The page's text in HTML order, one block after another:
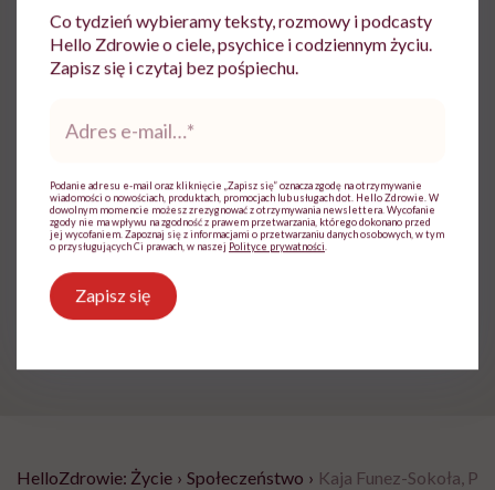
Z czytania, gadania i pisania uczyniła
sposób na życie. Pracowała w Wirtualnej
Polsce i TVN. W Hello Zdrowie jest
dziennikarką i wydawczynią
Zobacz profil
Udostępnij
Powiązane tematy:
HelloZdrowie: Życie › Społeczeństwo › Kaja Funez-Sokoła,
Co tydzień wybieramy teksty, rozmowy i podcasty
Hello Zdrowie o ciele, psychice i codziennym życiu.
Zapisz się i czytaj bez pośpiechu.
mail*
Podanie adresu e-mail oraz kliknięcie „Zapisz się” oznacza zgodę na otrzymywanie
wiadomości o nowościach, produktach, promocjach lub usługach dot. Hello Zdrowie. W
dowolnym momencie możesz zrezygnować z otrzymywania newslettera. Wycofanie
zgody nie ma wpływu na zgodność z prawem przetwarzania, którego dokonano przed
jej wycofaniem. Zapoznaj się z informacjami o przetwarzaniu danych osobowych, w tym
o przysługujących Ci prawach, w naszej Polityce prywatności
Zapisz się